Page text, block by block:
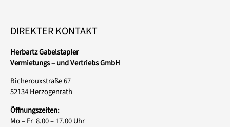
DIREKTER KONTAKT
Herbartz Gabelstapler
Vermietungs – und Vertriebs GmbH
Bicherouxstraße 67
52134 Herzogenrath
Öffnungszeiten:
Mo – Fr 8.00 – 17.00 Uhr